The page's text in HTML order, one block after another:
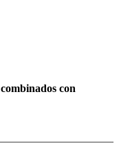
combinados con